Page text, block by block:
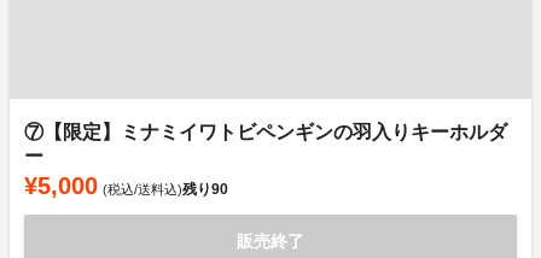
⑦【限定】ミナミイワトビペンギンの羽入りキーホルダ
ー
¥5,000 (税込/送料込)残り90
販売終了